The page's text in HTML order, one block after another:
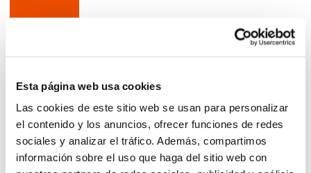
Esta página web usa cookies
Las cookies de este sitio web se usan para personalizar
el contenido y los anuncios, ofrecer funciones de redes
sociales y analizar el tráfico. Además, compartimos
información sobre el uso que haga del sitio web con
Benjamín
Gran papel de la Comunidad